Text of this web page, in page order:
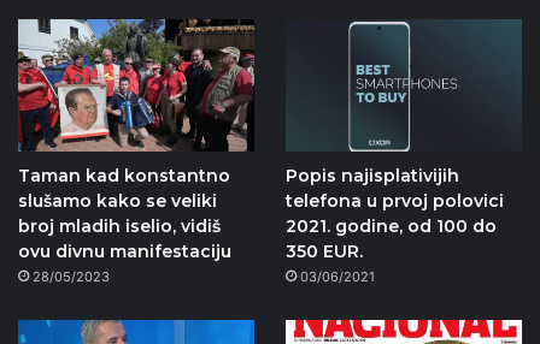
Taman kad konstantno
slušamo kako se veliki
broj mladih iselio, vidiš
ovu divnu manifestaciju
28/05/2023
Popis najisplativijih
telefona u prvoj polovici
2021. godine, od 100 do
350 EUR.
03/06/2021